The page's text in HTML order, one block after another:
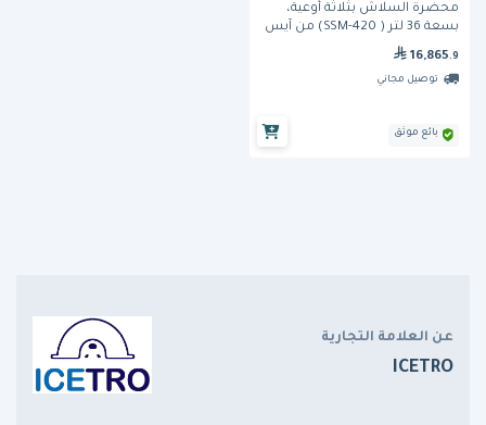
محضرة السلاش بثلاثة أوعية،
بسعة 36 لتر ( SSM-420) من آيس
16,865 .9
توصيل مجاني
بائع موثق
عن العلامة التجارية
ICETRO